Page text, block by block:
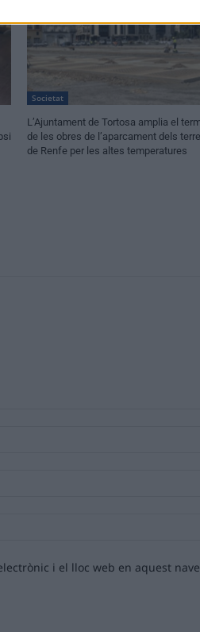
Societat
L’Ajuntament de Tortosa amplia el
de les obres de l’aparcament dels
de Renfe per les altes temperatures
i el lloc web en aquest